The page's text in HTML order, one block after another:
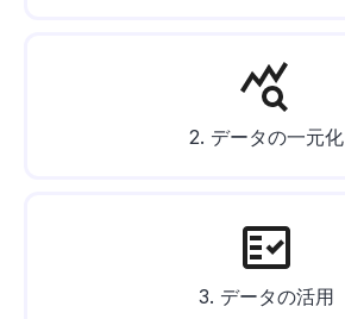
2. データの一元化
3. データの活用